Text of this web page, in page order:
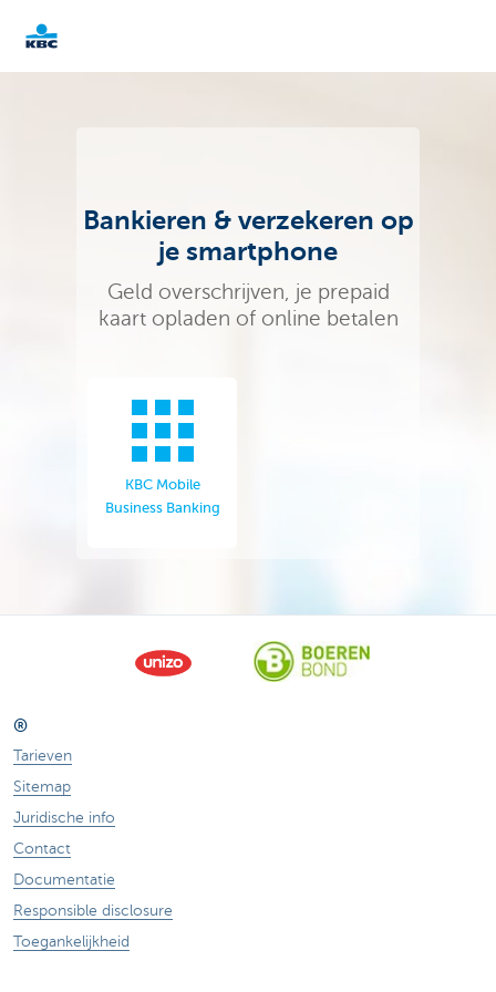
KBC
Bankieren & verzekeren op
je smartphone
Geld overschrijven, je prepaid
kaart opladen of online betalen
KBC Mobile
Business Banking
®
Tarieven
Sitemap
Juridische info
Contact
Documentatie
Responsible disclosure
Toegankelijkheid